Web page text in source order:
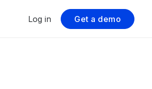
Log in Get a demo